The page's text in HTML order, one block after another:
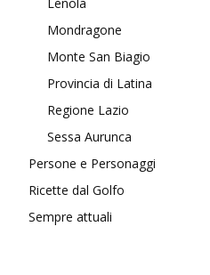
Mondragone
Monte San Biagio
Provincia di Latina
Regione Lazio
Sessa Aurunca
Persone e Personaggi
Ricette dal Golfo
Sempre attuali